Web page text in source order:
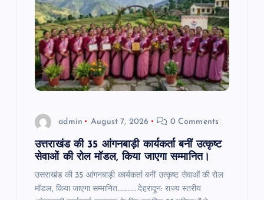
admin August 7, 2026 0 Comments
उत्तराखंड की 35 आंगनबाड़ी कार्यकर्ता बनीं उत्कृष्ट
सेवाओं की रोल मॉडल, किया जाएगा सम्मानित।
उत्तराखंड की 35 आंगनबाड़ी कार्यकर्ता बनीं उत्कृष्ट सेवाओं की रोल
मॉडल, किया जाएगा सम्मानित…………. देहरादून: राज्य स्तरीय